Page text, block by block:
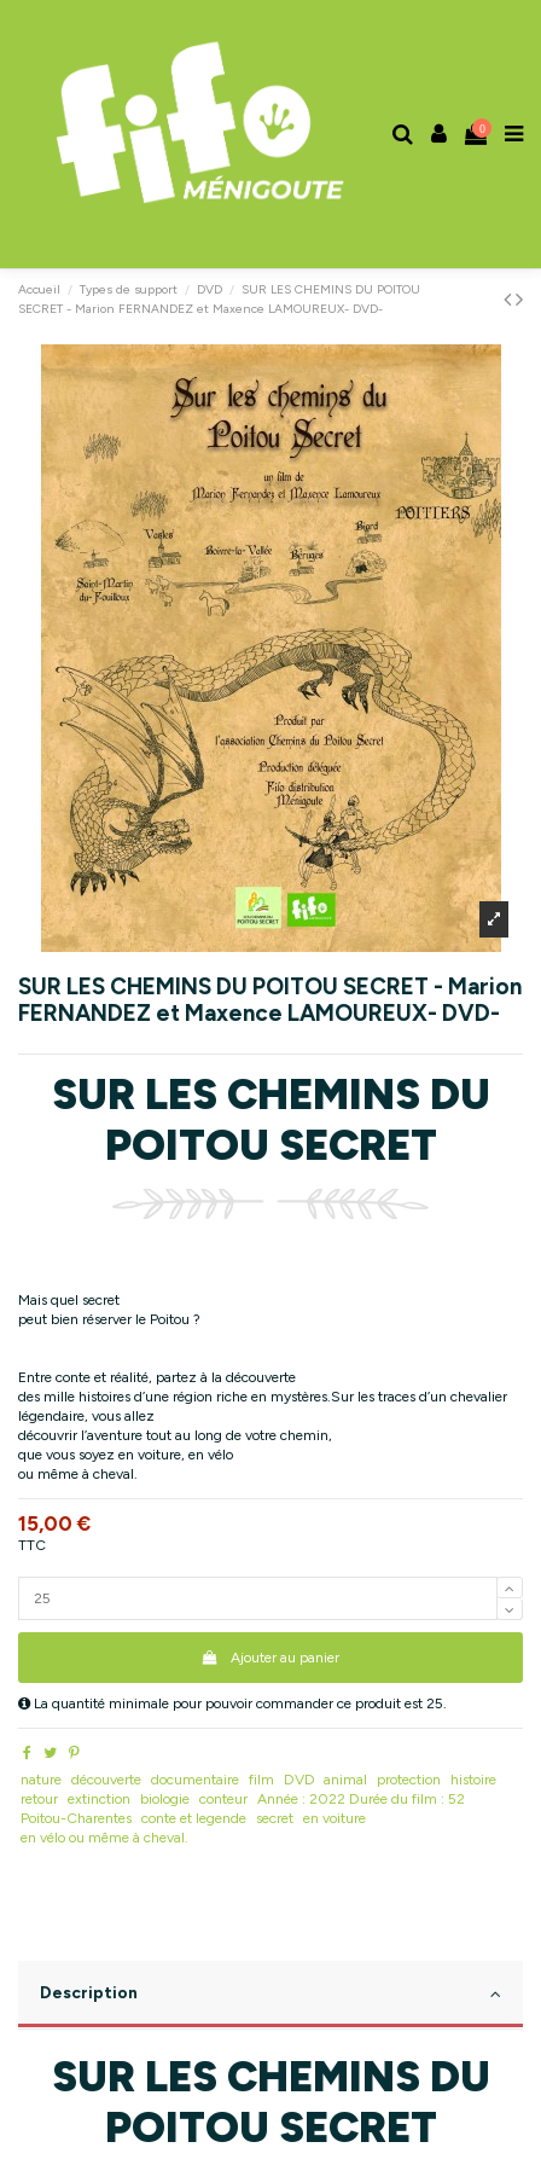
0
Accueil Types de support DVD
SUR LES CHEMINS DU POITOU
SECRET - Marion FERNANDEZ et Maxence LAMOUREUX- DVD-
SUR LES CHEMINS DU POITOU SECRET - Marion
FERNANDEZ et Maxence LAMOUREUX- DVD-
SUR LES CHEMINS DU
POITOU SECRET
Mais quel secret
peut bien réserver le Poitou ?
Entre conte et réalité, partez à la découverte
des mille histoires d’une région riche en mystères.Sur les traces d’un chevalier
légendaire, vous allez
découvrir l’aventure tout au long de votre chemin,
que vous soyez en voiture, en vélo
ou même à cheval.
15,00 €
TTC
Ajouter au panier
La quantité minimale pour pouvoir commander ce produit est 25.
nature découverte documentaire film DVD animal protection
histoire
retour extinction biologie conteur Année : 2022 Durée du film : 52
Poitou-Charentes conte et legende secret en voiture
en vélo ou même à cheval.
Description
SUR LES CHEMINS DU
POITOU SECRET